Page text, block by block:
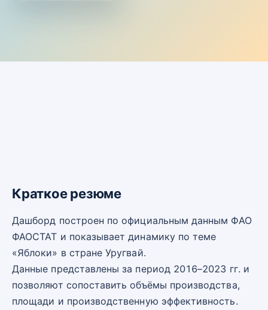
Краткое резюме
Дашборд построен по официальным данным ФАО
ФАОСТАТ и показывает динамику по теме
«Яблоки» в стране Уругвай.
Данные представлены за период 2016–2023 гг. и
позволяют сопоставить объёмы производства,
площади и производственную эффективность.